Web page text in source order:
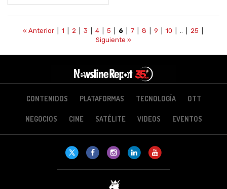
« Anterior| 1 2 3 4| 5 6| 7| 8 9 10 25
Siguiente »
CONTENIDOS PLATAFORMAS TECNOLOGÍA OTT
NEGOCIOS CINE SATÉLITE VIDEOS EVENTOS